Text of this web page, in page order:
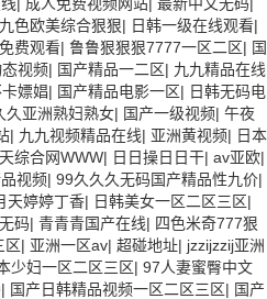
色欧美综合狠狠| 日韩一级在线观看|
费观看| 鲁鲁狠狠狠7777一区二区| 国
视频| 国产精品一二区| 九九精品在线
嫖娼| 国产精品电影一区| 日韩无码电
久亚洲熟妇熟女| 国产一级视频| 午夜
| 九九视频精品在线| 亚洲黄视频| 日本
综合网WWW| 日日操日日干| av亚欧|
视频| 99久久久无码国产精品性九价|
天婷婷丁香| 日韩美女一区二区三区|
码| 青青青国产在线| 四色米奇777狠
区| 亚洲一区av| 超碰地址| jzzijzzij亚洲
少妇一区二区三区| 97人妻蜜臀中文
| 国产日韩精品视频一区二区三区| 国产